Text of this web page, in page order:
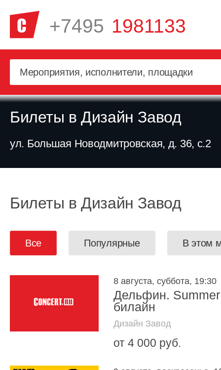
+7495 1981133
Билеты в Дизайн Завод
ул. Большая Новодмитровская, д. 36, с.2
Билеты в Дизайн Завод
Все Популярные В этом
8 августа, суббота, 19:30
Дельфин.
билайн
Дизайн Завод
от 4 000 руб.